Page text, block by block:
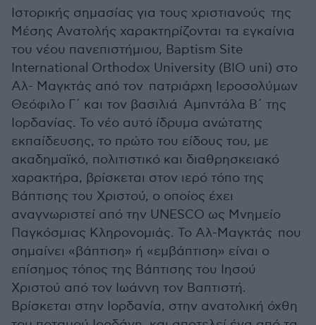
Ιστορικής σημασίας για τους χριστιανούς της
Μέσης Ανατολής χαρακτηρίζονται τα εγκαίνια
του νέου πανεπιστήμιου, Baptism Site
International Orthodox University (BIO uni) στο
Αλ- Μαγκτάς από τον πατριάρχη Ιεροσολύμων
Θεόφιλο Γ΄ και τον βασιλιά Αμπντάλα Β΄ της
Ιορδανίας. Το νέο αυτό ίδρυμα ανώτατης
εκπαίδευσης, το πρώτο του είδους του, με
ακαδημαϊκό, πολιτιστικό και διαθρησκειακό
χαρακτήρα, βρίσκεται στον ιερό τόπο της
Βάπτισης του Χριστού, ο οποίος έχει
αναγνωριστεί από την UNESCO ως Μνημείο
Παγκόσμιας Κληρονομιάς. Το Αλ-Μαγκτάς που
σημαίνει «βάπτιση» ή «εμβάπτιση» είναι ο
επίσημος τόπος της Βάπτισης του Ιησού
Χριστού από τον Ιωάννη τον Βαπτιστή.
Βρίσκεται στην Ιορδανία, στην ανατολική όχθη